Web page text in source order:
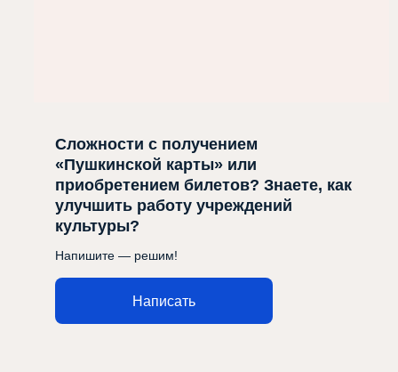
Сложности с получением
«Пушкинской карты» или
приобретением билетов? Знаете, как
улучшить работу учреждений
культуры?
Напишите — решим!
Написать